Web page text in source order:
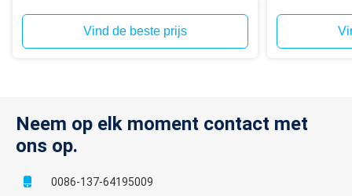
Vind de beste prijs
Neem op elk moment contact met
ons op.
0086-137-64195009